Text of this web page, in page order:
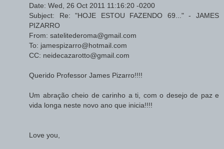
Date: Wed, 26 Oct 2011 11:16:20 -0200
Subject: Re: "HOJE ESTOU FAZENDO 69..." - JAMES
PIZARRO
From: satelitederoma@gmail.com
To: jamespizarro@hotmail.com
CC: neidecazarotto@gmail.com
Querido Professor James Pizarro!!!!
Um abração cheio de carinho a ti, com o desejo de paz e
vida longa neste novo ano que inicia!!!!
Love you,